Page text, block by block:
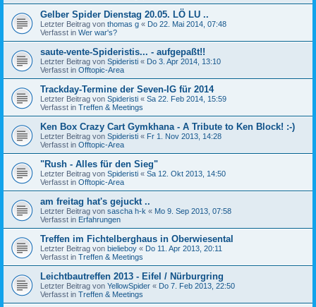
Gelber Spider Dienstag 20.05. LÖ LU ..
Letzter Beitrag von thomas g « Do 22. Mai 2014, 07:48
Verfasst in Wer war's?
saute-vente-Spideristis... - aufgepaßt!!
Letzter Beitrag von Spideristi « Do 3. Apr 2014, 13:10
Verfasst in Offtopic-Area
Trackday-Termine der Seven-IG für 2014
Letzter Beitrag von Spideristi « Sa 22. Feb 2014, 15:59
Verfasst in Treffen & Meetings
Ken Box Crazy Cart Gymkhana - A Tribute to Ken Block! :-)
Letzter Beitrag von Spideristi « Fr 1. Nov 2013, 14:28
Verfasst in Offtopic-Area
"Rush - Alles für den Sieg"
Letzter Beitrag von Spideristi « Sa 12. Okt 2013, 14:50
Verfasst in Offtopic-Area
am freitag hat's gejuckt ..
Letzter Beitrag von sascha h-k « Mo 9. Sep 2013, 07:58
Verfasst in Erfahrungen
Treffen im Fichtelberghaus in Oberwiesental
Letzter Beitrag von bielieboy « Do 11. Apr 2013, 20:11
Verfasst in Treffen & Meetings
Leichtbautreffen 2013 - Eifel / Nürburgring
Letzter Beitrag von YellowSpider « Do 7. Feb 2013, 22:50
Verfasst in Treffen & Meetings